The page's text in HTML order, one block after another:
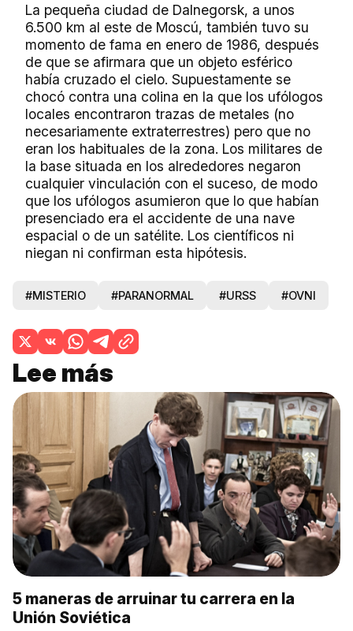
La pequeña ciudad de Dalnegorsk, a unos
6.500 km al este de Moscú, también tuvo su
momento de fama en enero de 1986, después
de que se afirmara que un objeto esférico
había cruzado el cielo. Supuestamente se
chocó contra una colina en la que los ufólogos
locales encontraron trazas de metales (no
necesariamente extraterrestres) pero que no
eran los habituales de la zona. Los militares de
la base situada en los alrededores negaron
cualquier vinculación con el suceso, de modo
que los ufólogos asumieron que lo que habían
presenciado era el accidente de una nave
espacial o de un satélite. Los científicos ni
niegan ni confirman esta hipótesis.
#MISTERIO #PARANORMAL #URSS #OVNI
Lee más
5 maneras de arruinar tu carrera en la
Unión Soviética